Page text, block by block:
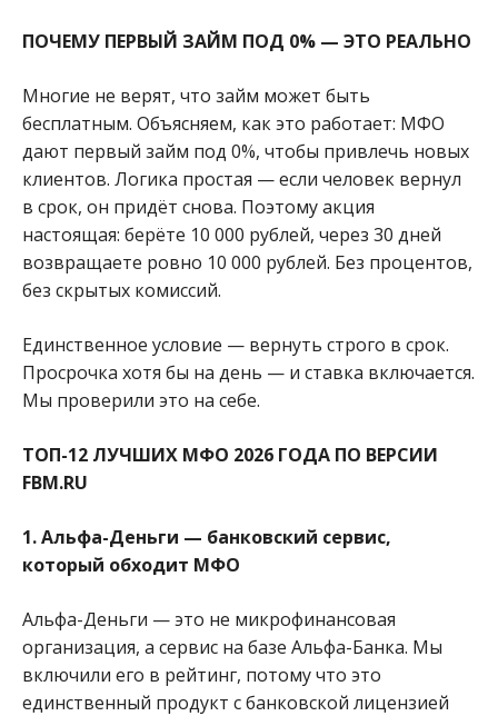
ПОЧЕМУ ПЕРВЫЙ ЗАЙМ ПОД 0% — ЭТО РЕАЛЬНО
Многие не верят, что займ может быть
бесплатным. Объясняем, как это работает: МФО
дают первый займ под 0%, чтобы привлечь новых
клиентов. Логика простая — если человек вернул
в срок, он придёт снова. Поэтому акция
настоящая: берёте 10 000 рублей, через 30 дней
возвращаете ровно 10 000 рублей. Без процентов,
без скрытых комиссий.
Единственное условие — вернуть строго в срок.
Просрочка хотя бы на день — и ставка включается.
Мы проверили это на себе.
ТОП-12 ЛУЧШИХ МФО 2026 ГОДА ПО ВЕРСИИ
FBM.RU
1. Альфа-Деньги — банковский сервис,
который обходит МФО
Альфа-Деньги — это не микрофинансовая
организация, а сервис на базе Альфа-Банка. Мы
включили его в рейтинг, потому что это
единственный продукт с банковской лицензией